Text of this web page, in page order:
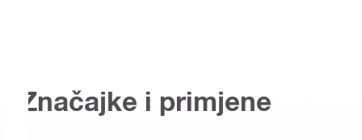
Značajke i primjene